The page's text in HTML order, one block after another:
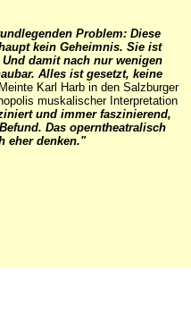
Problem: Diese
kein Geheimnis. Sie ist
damit nach nur wenigen
Alles ist gesetzt, keine
Meinte Karl Harb in den Salzburger
muskalischer Interpretation
und immer faszinierend,
Das operntheatralisch
eher denken."